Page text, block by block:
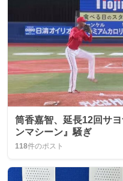
筒香嘉智、延長12回サ
ンマシーン』騒ぎ
118件のポスト